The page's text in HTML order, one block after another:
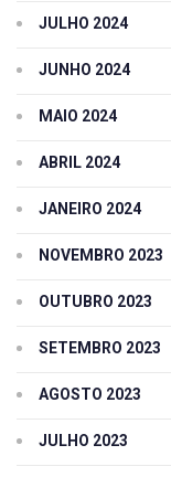
JULHO 2024
JUNHO 2024
MAIO 2024
ABRIL 2024
JANEIRO 2024
NOVEMBRO 2023
OUTUBRO 2023
SETEMBRO 2023
AGOSTO 2023
JULHO 2023